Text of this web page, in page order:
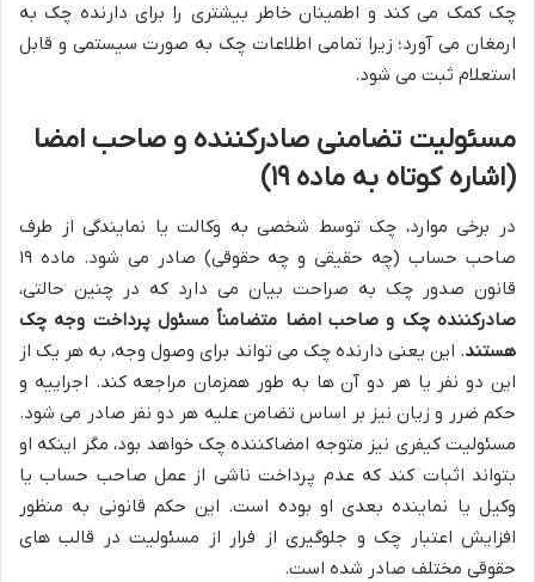
چک کمک می کند و اطمینان خاطر بیشتری را برای دارنده چک به
ارمغان می آورد؛ زیرا تمامی اطلاعات چک به صورت سیستمی و قابل
استعلام ثبت می شود.
مسئولیت تضامنی صادرکننده و صاحب امضا
(اشاره کوتاه به ماده ۱۹)
در برخی موارد، چک توسط شخصی به وکالت یا نمایندگی از طرف
صاحب حساب (چه حقیقی و چه حقوقی) صادر می شود. ماده ۱۹
قانون صدور چک به صراحت بیان می دارد که در چنین حالتی،
صادرکننده چک و صاحب امضا متضامناً مسئول پرداخت وجه چک
هستند. این یعنی دارنده چک می تواند برای وصول وجه، به هر یک از
این دو نفر یا هر دو آن ها به طور همزمان مراجعه کند. اجراییه و
حکم ضرر و زیان نیز بر اساس تضامن علیه هر دو نفر صادر می شود.
مسئولیت کیفری نیز متوجه امضاکننده چک خواهد بود، مگر اینکه او
بتواند اثبات کند که عدم پرداخت ناشی از عمل صاحب حساب یا
وکیل یا نماینده بعدی او بوده است. این حکم قانونی به منظور
افزایش اعتبار چک و جلوگیری از فرار از مسئولیت در قالب های
حقوقی مختلف صادر شده است.